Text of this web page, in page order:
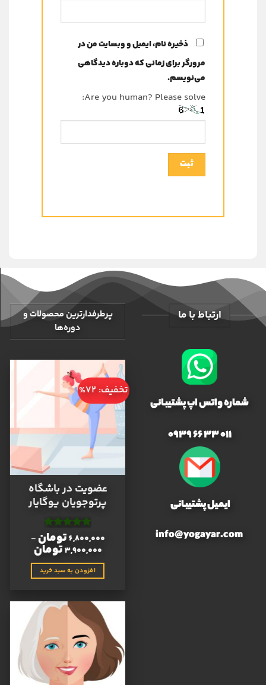
ذخیره نام، ایمیل و وبسایت من در
مرورگر برای زمانی که دوباره دیدگاهی
می‌نویسم.
Are you human? Please solve:
ارتباط با ما
شماره واتس اپ پشتیبانی
011 33 66 0939
ایمیل پشتیبانی
info@yogayar.com
پرطرفدارترین محصولات و
دوره‌ها
تخفیف: 72%
عضویت در باشگاه
پرتوجویان یوگایار
نمره4.91
از 5
6,800,000 تومان –
3,900,000 تومان
افزودن به سبد خرید